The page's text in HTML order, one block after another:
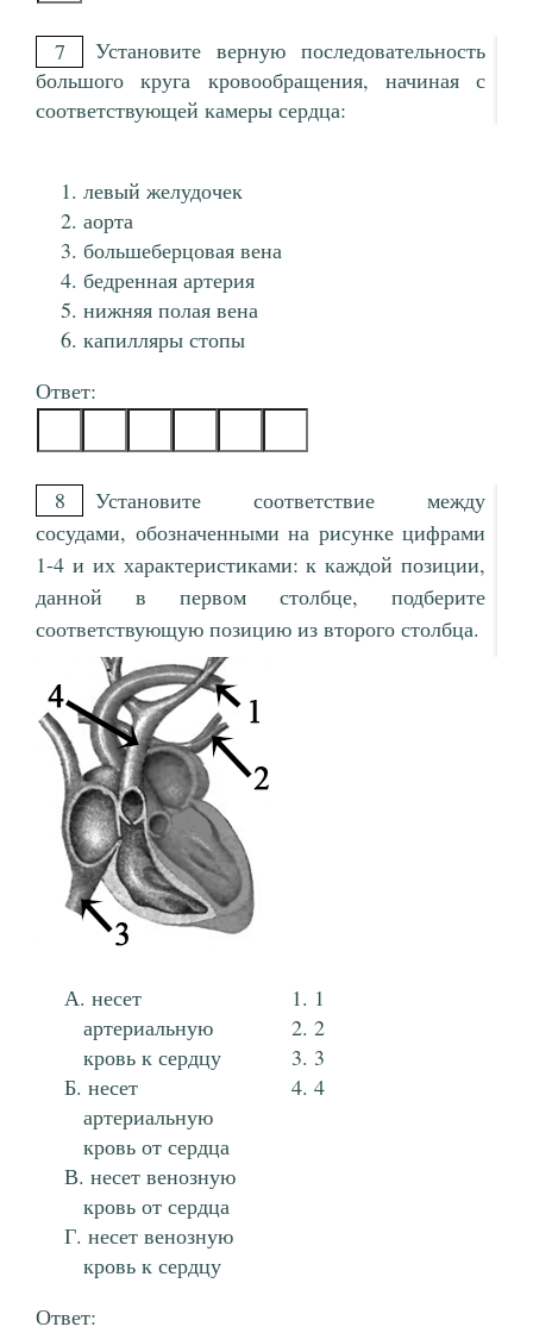
7
Установите верную последовательность
большого круга кровообращения, начиная с
соответствующей камеры сердца:
левый желудочек
аорта
большеберцовая вена
бедренная артерия
нижняя полая вена
капилляры стопы
Ответ:
8
Установите соответствие между
сосудами, обозначенными на рисунке цифрами
1-4 и их характеристиками: к каждой позиции,
данной в первом столбце, подберите
соответствующую позицию из второго столбца.
несет
артериальную
кровь к сердцу
несет
артериальную
кровь от сердца
несет венозную
кровь от сердца
несет венозную
кровь к сердцу
1
2
3
4
Ответ: